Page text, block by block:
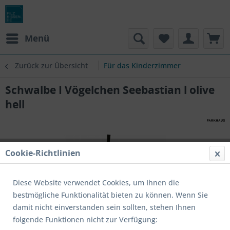
Menü
Zurück zur Übersicht Für das Kinderzimmer
Schwalbe I Vögelchen Seebastian l olive
hell
Cookie-Richtlinien
Diese Website verwendet Cookies, um Ihnen die
bestmögliche Funktionalität bieten zu können. Wenn Sie
damit nicht einverstanden sein sollten, stehen Ihnen
folgende Funktionen nicht zur Verfügung: